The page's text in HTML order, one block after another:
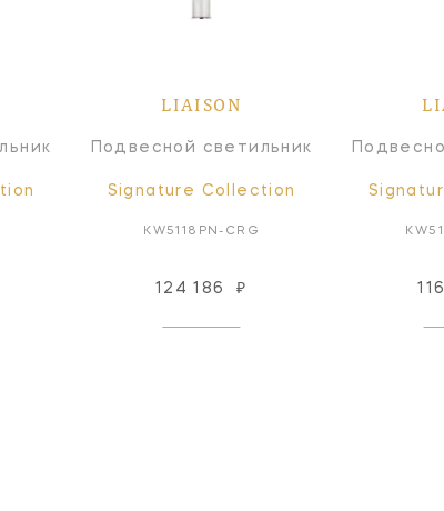
LIAISON
Подвесной светильник
Signature Collection
KW5118PN-CRG
124 186 ₽